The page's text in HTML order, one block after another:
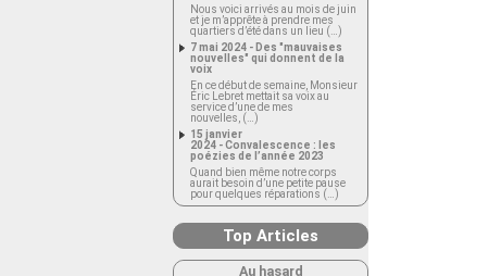
Nous voici arrivés au mois de juin
et je m’apprête à prendre mes
quartiers d’été dans un lieu (…)
7 mai 2024 - Des "mauvaises
nouvelles" qui donnent de la
voix
En ce début de semaine, Monsieur
Éric Lebret mettait sa voix au
service d’une de mes
nouvelles, (…)
15 janvier
2024 - Convalescence : les
poézies de l’année 2023
Quand bien même notre corps
aurait besoin d’une petite pause
pour quelques réparations (…)
Top Articles
Au hasard